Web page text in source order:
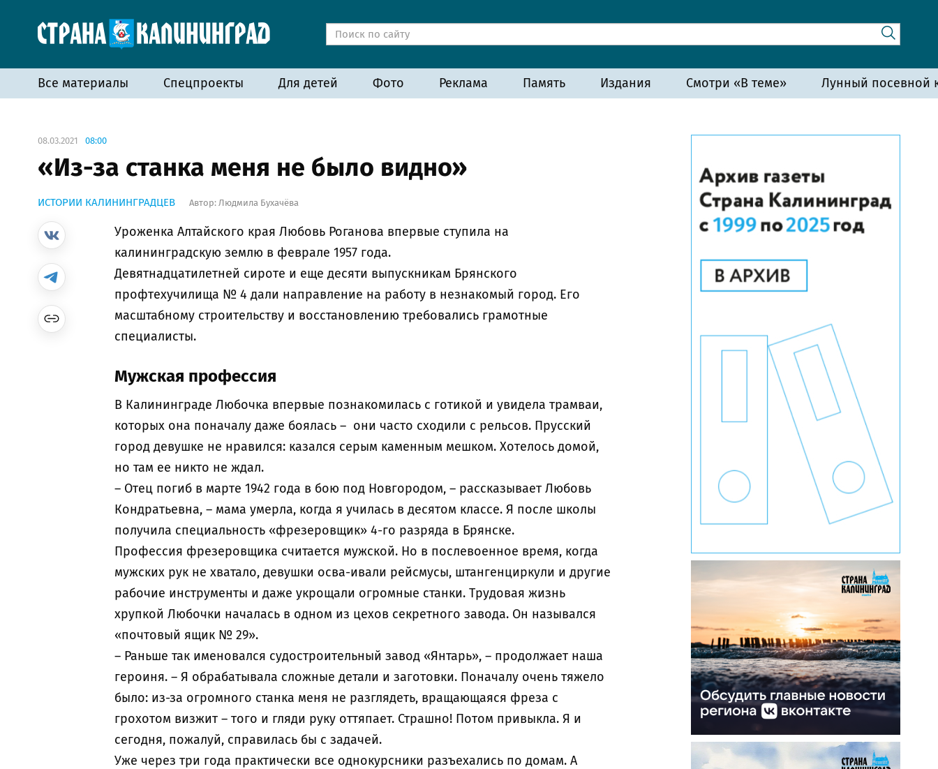
Все материалы Спецпроекты Для детей Фото Реклама Память Издания Смотри «В теме» Лунный посевной
08.03.2021 08:00
«Из-за станка меня не было видно»
ИСТОРИИ КАЛИНИНГРАДЦЕВ Автор: Людмила Бухачёва
Уроженка Алтайского края Любовь Роганова впервые ступила на
калининградскую землю в феврале 1957 года.
Девятнадцатилетней сироте и еще десяти выпускникам Брянского
профтехучилища № 4 дали направление на работу в незнакомый город. Его
масштабному строительству и восстановлению требовались грамотные
специалисты.
Мужская профессия
В Калининграде Любочка впервые познакомилась с готикой и увидела трамваи,
которых она поначалу даже боялась – они часто сходили с рельсов. Прусский
город девушке не нравился: казался серым каменным мешком. Хотелось домой,
но там ее никто не ждал.
– Отец погиб в марте 1942 года в бою под Новгородом, – рассказывает Любовь
Кондратьевна, – мама умерла, когда я училась в десятом классе. Я после школы
получила специальность «фрезеровщик» 4-го разряда в Брянске.
Профессия фрезеровщика считается мужской. Но в послевоенное время, когда
мужских рук не хватало, девушки осва-ивали рейсмусы, штангенциркули и другие
рабочие инструменты и даже укрощали огромные станки. Трудовая жизнь
хрупкой Любочки началась в одном из цехов секретного завода. Он назывался
«почтовый ящик № 29».
– Раньше так именовался судостроительный завод «Янтарь», – продолжает наша
героиня. – Я обрабатывала сложные детали и заготовки. Поначалу очень тяжело
было: из-за огромного станка меня не разглядеть, вращающаяся фреза с
грохотом визжит – того и гляди руку оттяпает. Страшно! Потом привыкла. Я и
сегодня, пожалуй, справилась бы с задачей.
Уже через три года практически все однокурсники разъехались по домам. А